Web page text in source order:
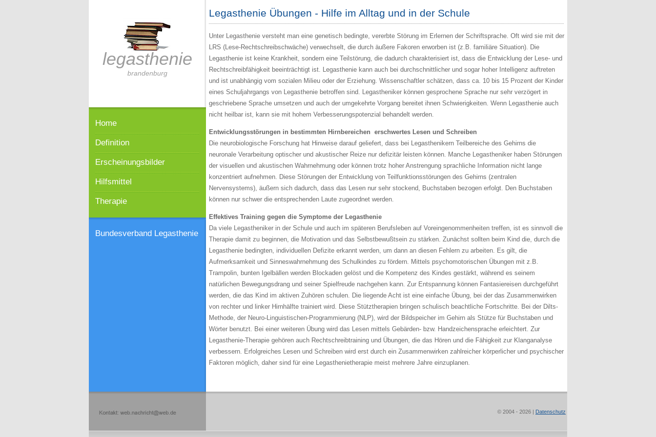
legasthenie
brandenburg
Home
Definition
Erscheinungsbilder
Hilfsmittel
Therapie
Bundesverband Legasthenie
Legasthenie Übungen - Hilfe im Alltag und in der Schule
Unter Legasthenie versteht man eine genetisch bedingte, vererbte Störung im Erlernen der Schriftsprache. Oft wird sie mit der
LRS (Lese-Rechtschreibschwäche) verwechselt, die durch äußere Fakoren erworben ist (z.B. familiäre Situation). Die
Legasthenie ist keine Krankheit, sondern eine Teilstörung, die dadurch charakterisiert ist, dass die Entwicklung der Lese- und
Rechtschreibfähigkeit beeinträchtigt ist. Legasthenie kann auch bei durchschnittlicher und sogar hoher Intelligenz auftreten
und ist unabhängig vom sozialen Milieu oder der Erziehung. Wissenschaftler schätzen, dass ca. 10 bis 15 Prozent der Kinder
eines Schuljahrgangs von Legasthenie betroffen sind. Legastheniker können gesprochene Sprache nur sehr verzögert in
geschriebene Sprache umsetzen und auch der umgekehrte Vorgang bereitet ihnen Schwierigkeiten. Wenn Legasthenie auch
nicht heilbar ist, kann sie mit hohem Verbesserungspotenzial behandelt werden.
Entwicklungsstörungen in bestimmten Hirnbereichen  erschwertes Lesen und Schreiben
Die neurobiologische Forschung hat Hinweise darauf geliefert, dass bei Legasthenikern Teilbereiche des Gehirns die
neuronale Verarbeitung optischer und akustischer Reize nur defizitär leisten können. Manche Legastheniker haben Störungen
der visuellen und akustischen Wahrnehmung oder können trotz hoher Anstrengung sprachliche Information nicht lange
konzentriert aufnehmen. Diese Störungen der Entwicklung von Teilfunktionsstörungen des Gehirns (zentralen
Nervensystems), äußern sich dadurch, dass das Lesen nur sehr stockend, Buchstaben bezogen erfolgt. Den Buchstaben
können nur schwer die entsprechenden Laute zugeordnet werden.
Effektives Training gegen die Symptome der Legasthenie
Da viele Legastheniker in der Schule und auch im späteren Berufsleben auf Voreingenommenheiten treffen, ist es sinnvoll die
Therapie damit zu beginnen, die Motivation und das Selbstbewußtsein zu stärken. Zunächst sollten beim Kind die, durch die
Legasthenie bedingten, individuellen Defizite erkannt werden, um dann an diesen Fehlern zu arbeiten. Es gilt, die
Aufmerksamkeit und Sinneswahrnehmung des Schulkindes zu fördern. Mittels psychomotorischen Übungen mit z.B.
Trampolin, bunten Igelbällen werden Blockaden gelöst und die Kompetenz des Kindes gestärkt, während es seinem
natürlichen Bewegungsdrang und seiner Spielfreude nachgehen kann. Zur Entspannung können Fantasiereisen durchgeführt
werden, die das Kind im aktiven Zuhören schulen. Die liegende Acht ist eine einfache Übung, bei der das Zusammenwirken
von rechter und linker Hirnhälfte trainiert wird. Diese Stütztherapien bringen schulisch beachtliche Fortschritte. Bei der Dilts-
Methode, der Neuro-Linguistischen-Programmierung (NLP), wird der Bildspeicher im Gehirn als Stütze für Buchstaben und
Wörter benutzt. Bei einer weiteren Übung wird das Lesen mittels Gebärden- bzw. Handzeichensprache erleichtert. Zur
Legasthenie-Therapie gehören auch Rechtschreibtraining und Übungen, die das Hören und die Fähigkeit zur Klanganalyse
verbessern. Erfolgreiches Lesen und Schreiben wird erst durch ein Zusammenwirken zahlreicher körperlicher und psychischer
Faktoren möglich, daher sind für eine Legasthenietherapie meist mehrere Jahre einzuplanen.
© 2004 - 2026 | Datenschutz